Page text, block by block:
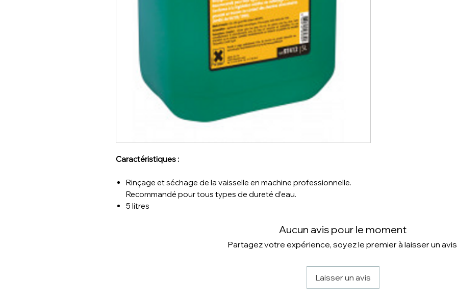
Caractéristiques :
Rinçage et séchage de la vaisselle en machine professionnelle.
Recommandé pour tous types de dureté d’eau.
5 litres
Aucun avis pour le moment
Partagez votre expérience, soyez le premier à laisser un
Laisser un avis